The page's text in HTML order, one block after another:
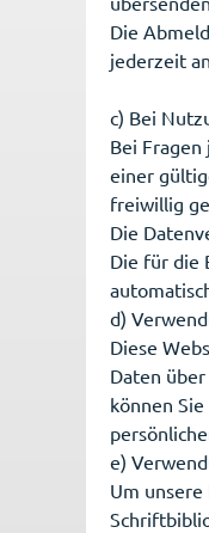
Die
jederzeit an
c) Bei
Bei
einer
freiwillig
Die
Die für die
d)
Diese
Daten
können Sie
e)
Um